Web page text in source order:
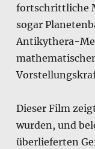
fortschrittliche
sogar
Antikythera-
Dieser Film
wurden, und
überlieferten